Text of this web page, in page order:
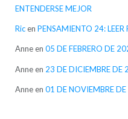
ENTENDERSE MEJOR
Ricen PENSAMIENTO 24: LEER
Anneen 05 DE FEBRERO DE
Anneen 23 DE DICIEMBRE DE
Anneen 01 DE NOVIEMBRE